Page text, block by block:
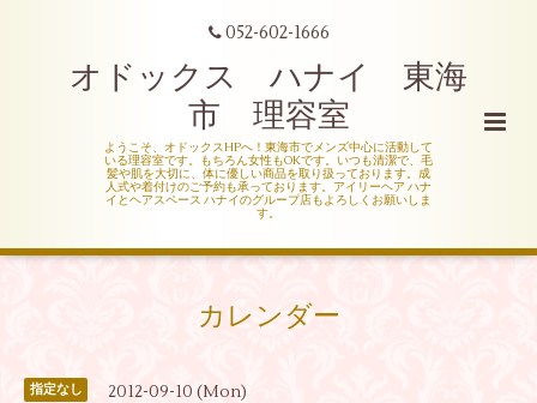
052-602-1666
オドックス ハナイ 東海
市 理容室
ようこそ、オドックスHPへ！東海市でメンズ中心に活動して
いる理容室です。もちろん女性もOKです。いつも清潔で、毛
髪や肌を大切に、体に優しい商品を取り扱っております。成
人式や着付けのご予約も承っております。アイリーヘア ハナ
イとヘアスペース ハナイのグループ店もよろしくお願いしま
す。
カレンダー
指定なし 2012-09-10 (Mon)